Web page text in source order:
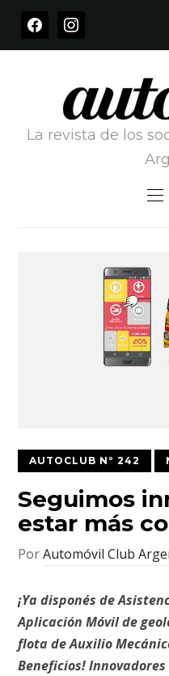
FACEBOOKINSTAGRAM
La revista de los
AUTOCLUB Nº 242
Seguimos
estar más
PorAutomóvil Club
¡Ya disponés de
Aplicación Móvil de
flota de Auxilio
Beneficios!